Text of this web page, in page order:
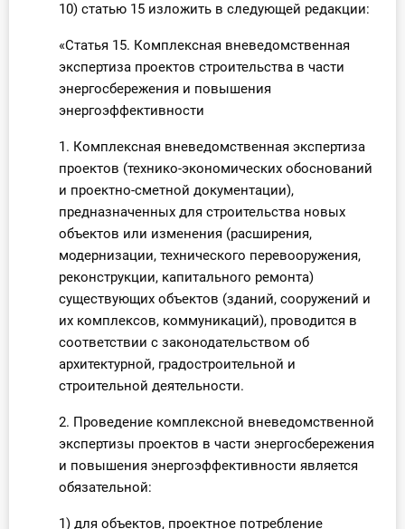
10) статью 15 изложить в следующей редакции:
«Статья 15. Комплексная вневедомственная
экспертиза проектов строительства в части
энергосбережения и повышения
энергоэффективности
1. Комплексная вневедомственная экспертиза
проектов (технико-экономических обоснований
и проектно-сметной документации),
предназначенных для строительства новых
объектов или изменения (расширения,
модернизации, технического перевооружения,
реконструкции, капитального ремонта)
существующих объектов (зданий, сооружений и
их комплексов, коммуникаций), проводится в
соответствии с законодательством об
архитектурной, градостроительной и
строительной деятельности.
2. Проведение комплексной вневедомственной
экспертизы проектов в части энергосбережения
и повышения энергоэффективности является
обязательной:
1) для объектов, проектное потребление